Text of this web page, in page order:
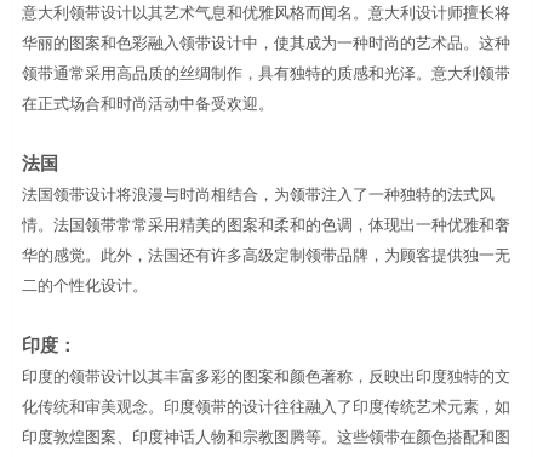
意大利领带设计以其艺术气息和优雅风格而闻名。意大利设计师擅长将
华丽的图案和色彩融入领带设计中，使其成为一种时尚的艺术品。这种
领带通常采用高品质的丝绸制作，具有独特的质感和光泽。意大利领带
在正式场合和时尚活动中备受欢迎。
法国
法国领带设计将浪漫与时尚相结合，为领带注入了一种独特的法式风
情。法国领带常常采用精美的图案和柔和的色调，体现出一种优雅和奢
华的感觉。此外，法国还有许多高级定制领带品牌，为顾客提供独一无
二的个性化设计。
印度：
印度的领带设计以其丰富多彩的图案和颜色著称，反映出印度独特的文
化传统和审美观念。印度领带的设计往往融入了印度传统艺术元素，如
印度敦煌图案、印度神话人物和宗教图腾等。这些领带在颜色搭配和图